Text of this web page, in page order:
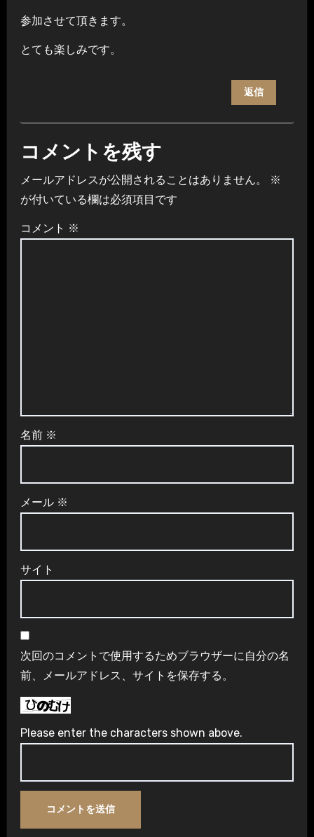
参加させて頂きます。
とても楽しみです。
返信
コメントを残す
メールアドレスが公開されることはありません。
※
が付いている欄は必須項目です
コメント ※
名前 ※
メール ※
サイト
次回のコメントで使用するためブラウザーに自分の名
前、メールアドレス、サイトを保存する。
Please enter the characters shown above.